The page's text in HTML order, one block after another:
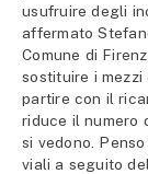
usufruire degli
affermato
Comune di
sostituire i
partire con il
riduce il numero
si vedono.
viali a seguito